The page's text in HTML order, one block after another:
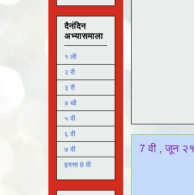
7 वी , जून २१
दैनंदिन
अभ्यासमाला
१ ली
२ री
३ री
४ थी
५ वी
६ वी
७ वी
इयत्ता 8 वी